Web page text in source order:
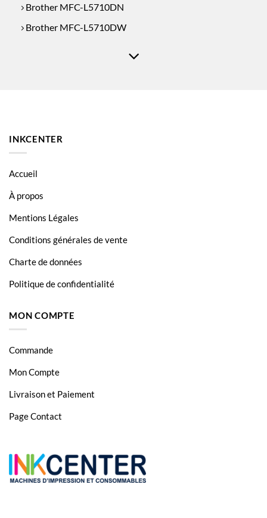
Brother MFC-L5710DN
Brother MFC-L5710DW
Brother MFC-L6715
Brother MFC-L6915
INKCENTER
Accueil
À propos
Mentions Légales
Conditions générales de vente
Charte de données
Politique de confidentialité
MON COMPTE
Commande
Mon Compte
Livraison et Paiement
Page Contact